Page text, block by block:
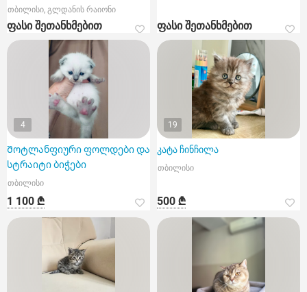
თბილისი, გლდანის რაიონი
ფასი შეთანხმებით ფასი შეთანხმებით
4
Შოტლანფიური ფოლდები და
სტრაიტი ბიჭები
თბილისი
1 100 ₾
19
კატა ჩინჩილა
თბილისი
500 ₾